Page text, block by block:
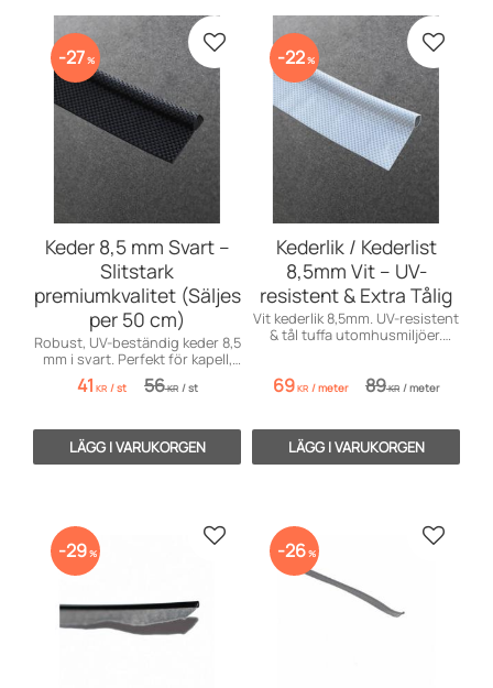
Keder 8,5 mm Svart –
Slitstark
premiumkvalitet (Säljes
per 50 cm)
Robust, UV-beständig keder 8,5
mm i svart. Perfekt för kapell,
tält och markiser! Levereras i
obruten längd.
41 KR /st 56KR /st
27% Lägg till i favoriter
Kederlik / Kederlist
8,5mm Vit – UV-
resistent & Extra Tålig
Vit kederlik 8,5mm. UV-resistent
& tål tuffa utomhusmiljöer.
69KR /meter 89KR /meter
22% Lägg
29% Lägg till i favoriter
26% Lägg